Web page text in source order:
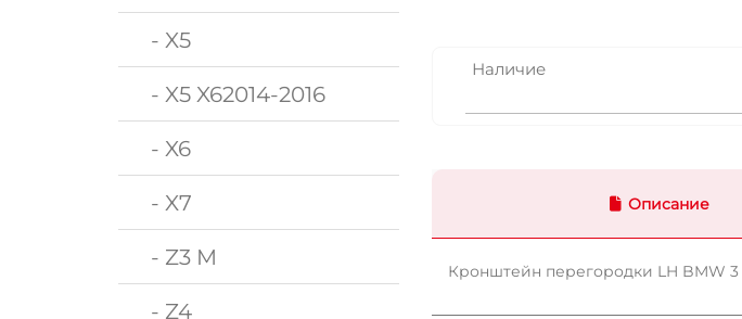
- X5
- X5 X62014-2016
- X6
- X7
- Z3 M
- Z4
Наличие
Описание
Кронштейн перегородки LH BMW 3